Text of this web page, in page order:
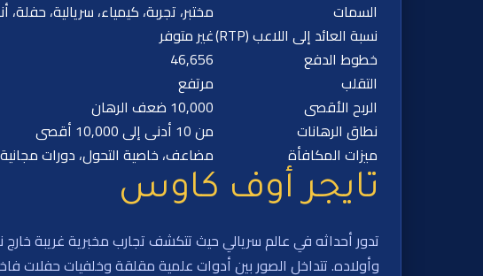
السمات
مختبر، تجربة، كيمياء، سريالية،
نسبة العائد إلى اللاعب (RTP)
غير متوفر
خطوط الدفع
46,656
التقلب
مرتفع
الربح الأقصى
10,000 ضعف الرهان
نطاق الرهانات
من 10 أدنى إلى 10,000 أقصى
ميزات المكافأة
مضاعف، خاصية التحول، دورات
تايجر أوف كاوس
تدور أحداثه في عالم سريالي حيث تتكشف تجارب مخبرية غريبة
وأولاده. تتداخل الصور بين أدوات علمية مقلقة وخلفيات حفلات